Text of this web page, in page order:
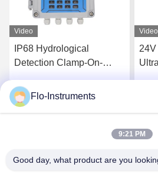
Video
IP68 Hydrological
Detection Clamp-On-
Durchflussmesser PVC
Video
Flo-Instruments
9:21 PM
Good day, what product are you